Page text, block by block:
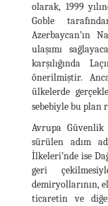
olarak, 1999
Goble
Azerbaycan’ın
ulaşımı
karşılığında
önerilmiştir.
ülkelerde
sebebiyle bu plan
Avrupa
sürülen adım
İlkeleri’nde ise
geri
demiryollarının,
ticaretin ve